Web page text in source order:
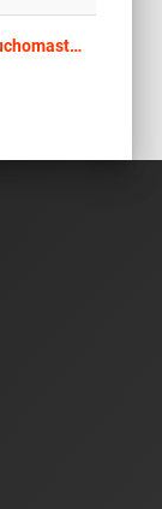
STČ/165_BE_Suchomasty_Málkov_u_Suchomast_pozemky_opakované_II